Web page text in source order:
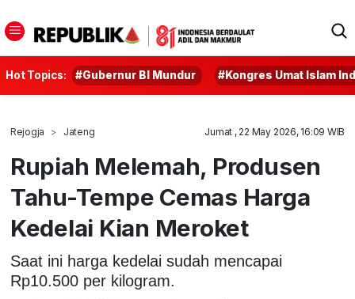
Hot Topics: #Gubernur BI Mundur #Kongres Umat Islam
Rejogja Jateng Jumat , 22 May 2026, 16:09 WIB
Rupiah Melemah, Produsen
Tahu-Tempe Cemas Harga
Kedelai Kian Meroket
Saat ini harga kedelai sudah mencapai
Rp10.500 per kilogram.